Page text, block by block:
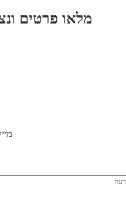
מלאו פרטים
(